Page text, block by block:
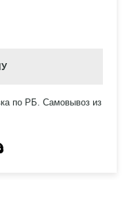
по РБ. Самовывоз из